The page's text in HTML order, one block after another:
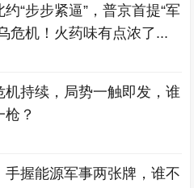
“步步紧逼”，普京首提“军
危机！火药味有点浓了...
机持续，局势一触即发，谁
？
手握能源军事两张牌，谁不